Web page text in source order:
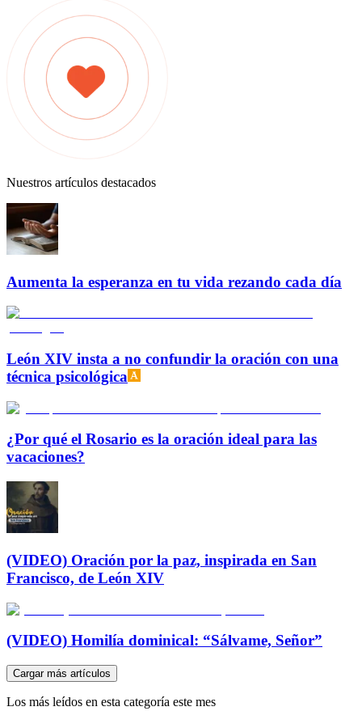
Nuestros artículos destacados
Aumenta la esperanza en tu vida rezando cada día
León XIV insta a no confundir la oración con una
técnica psicológica
¿Por qué el Rosario es la oración ideal para las
vacaciones?
(VIDEO) Oración por la paz, inspirada en San
Francisco, de León XIV
(VIDEO) Homilía dominical: “Sálvame, Señor”
Cargar más artículos
Los más leídos en esta categoría este mes